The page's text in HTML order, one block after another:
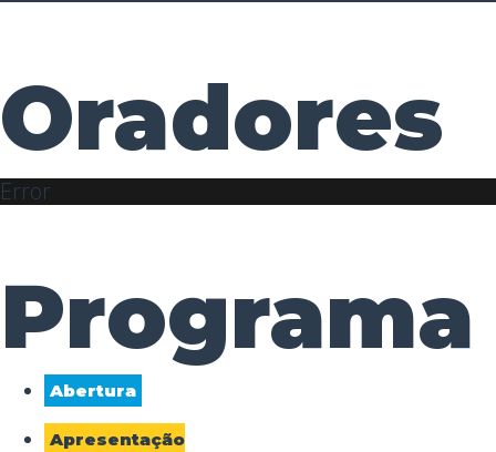
Oradores
Error
Programa
Abertura
Apresentação